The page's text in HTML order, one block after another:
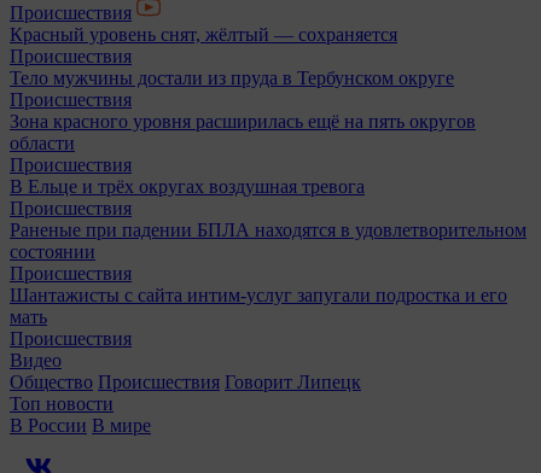
Происшествия
Красный уровень снят, жёлтый — сохраняется
Происшествия
Тело мужчины достали из пруда в Тербунском округе
Происшествия
Зона красного уровня расширилась ещё на пять округов
области
Происшествия
В Ельце и трёх округах воздушная тревога
Происшествия
Раненые при падении БПЛА находятся в удовлетворительном
состоянии
Происшествия
Шантажисты с сайта интим-услуг запугали подростка и его
мать
Происшествия
Видео
Общество Происшествия Говорит Липецк
Топ новости
В России В мире